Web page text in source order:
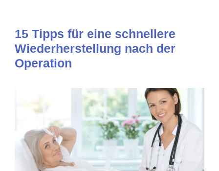
15 Tipps für eine schnellere
Wiederherstellung nach der
Operation